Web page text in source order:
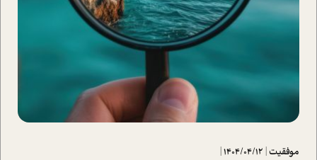
موفقیت|
1404/04/12
|